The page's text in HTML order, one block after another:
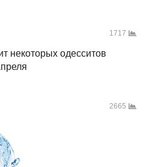
1717
некоторых одесситов
2665